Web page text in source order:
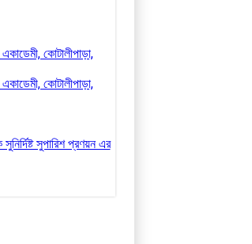
কোটালীপাড়া,
কোটালীপাড়া,
সুপারিশ প্রণয়ন এর